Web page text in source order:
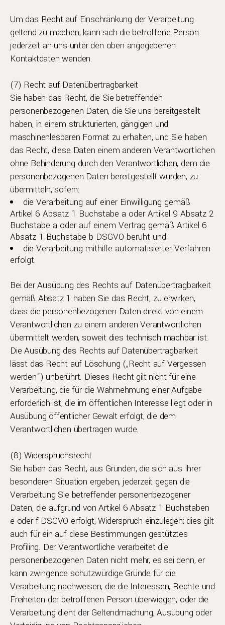
Um das Recht auf Einschränkung der Verarbeitung
geltend zu machen, kann sich die betroffene Person
jederzeit an uns unter den oben angegebenen
Kontaktdaten wenden.
(7) Recht auf Datenübertragbarkeit
Sie haben das Recht, die Sie betreffenden
personenbezogenen Daten, die Sie uns bereitgestellt
haben, in einem strukturierten, gängigen und
maschinenlesbaren Format zu erhalten, und Sie haben
das Recht, diese Daten einem anderen Verantwortlichen
ohne Behinderung durch den Verantwortlichen, dem die
personenbezogenen Daten bereitgestellt wurden, zu
übermitteln, sofern:
die Verarbeitung auf einer Einwilligung gemäß
Artikel 6 Absatz 1 Buchstabe a oder Artikel 9 Absatz 2
Buchstabe a oder auf einem Vertrag gemäß Artikel 6
Absatz 1 Buchstabe b DSGVO beruht und
die Verarbeitung mithilfe automatisierter Verfahren
erfolgt.
Bei der Ausübung des Rechts auf Datenübertragbarkeit
gemäß Absatz 1 haben Sie das Recht, zu erwirken,
dass die personenbezogenen Daten direkt von einem
Verantwortlichen zu einem anderen Verantwortlichen
übermittelt werden, soweit dies technisch machbar ist.
Die Ausübung des Rechts auf Datenübertragbarkeit
lässt das Recht auf Löschung („Recht auf Vergessen
werden“) unberührt. Dieses Recht gilt nicht für eine
Verarbeitung, die für die Wahrnehmung einer Aufgabe
erforderlich ist, die im öffentlichen Interesse liegt oder in
Ausübung öffentlicher Gewalt erfolgt, die dem
Verantwortlichen übertragen wurde.
(8) Widerspruchsrecht
Sie haben das Recht, aus Gründen, die sich aus Ihrer
besonderen Situation ergeben, jederzeit gegen die
Verarbeitung Sie betreffender personenbezogener
Daten, die aufgrund von Artikel 6 Absatz 1 Buchstaben
e oder f DSGVO erfolgt, Widerspruch einzulegen; dies gilt
auch für ein auf diese Bestimmungen gestütztes
Profiling. Der Verantwortliche verarbeitet die
personenbezogenen Daten nicht mehr, es sei denn, er
kann zwingende schutzwürdige Gründe für die
Verarbeitung nachweisen, die die Interessen, Rechte und
Freiheiten der betroffenen Person überwiegen, oder die
Verarbeitung dient der Geltendmachung, Ausübung oder